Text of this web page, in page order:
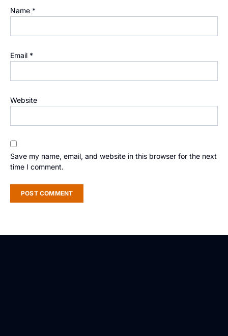
Name *
Email *
Website
Save my name, email, and website in this browser for the next
time I comment.